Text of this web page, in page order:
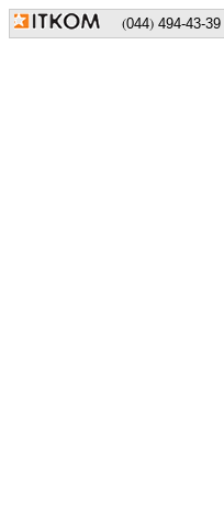
(044) 494-43-39